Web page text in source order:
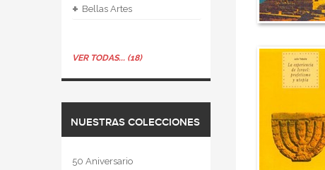
+ Bellas Artes
VER TODAS... (18)
NUESTRAS COLECCIONES
50 Aniversario